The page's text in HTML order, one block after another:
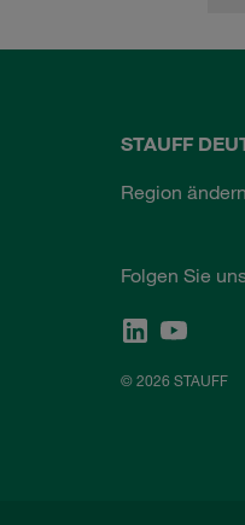
STAUFF
Region ändern
Folgen Sie
© 2026 STAUFF